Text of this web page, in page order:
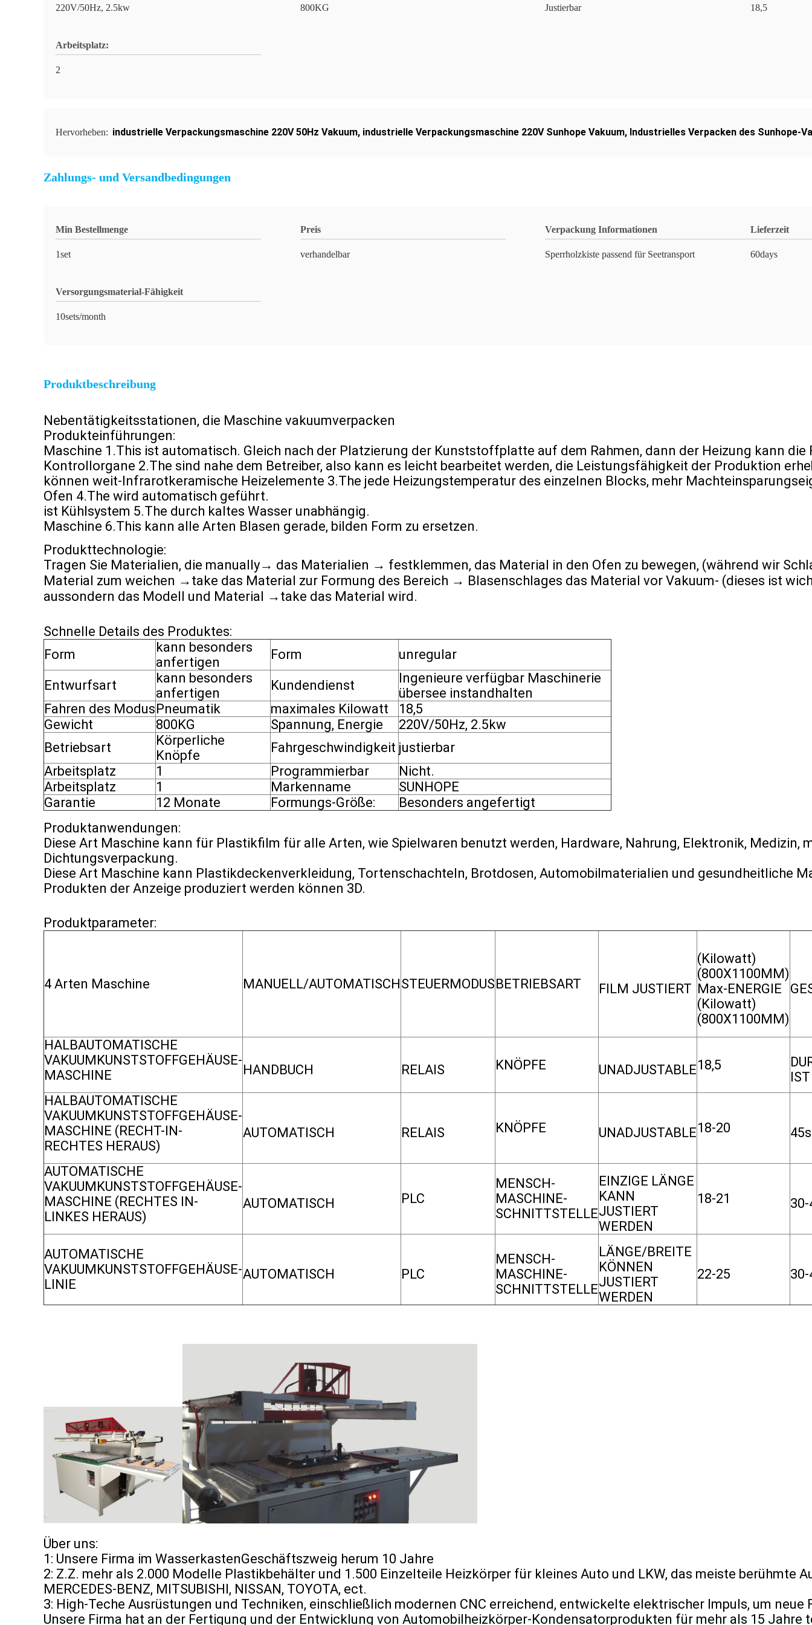
220V/50Hz, 2.5kw 800KG Justierbar 18,5
Arbeitsplatz:
2
Hervorheben: industrielle Verpackungsmaschine 220V 50Hz Vakuum, industrielle Verpackungsmaschine 220V Sunhope Vakuum, Industrielles Verpacken des Sunhope-
Zahlungs- und Versandbedingungen
Min Bestellmenge
1set
Preis
verhandelbar
Verpackung Informationen
Sperrholzkiste passend für Seetransport
Lieferzeit
60days
Versorgungsmaterial-Fähigkeit
10sets/month
Produktbeschreibung
Nebentätigkeitsstationen, die Maschine vakuumverpacken
Produkteinführungen:
Maschine 1.This ist automatisch. Gleich nach der Platzierung der Kunststoffplatte auf dem Rahmen, dann der Heizung kann
Kontrollorgane 2.The sind nahe dem Betreiber, also kann es leicht bearbeitet werden, die Leistungsfähigkeit der Produktion
können weit-Infrarotkeramische Heizelemente 3.The jede Heizungstemperatur des einzelnen Blocks, mehr
Ofen 4.The wird automatisch geführt.
ist Kühlsystem 5.The durch kaltes Wasser unabhängig.
Maschine 6.This kann alle Arten Blasen gerade, bilden Form zu ersetzen.
Produkttechnologie:
Tragen Sie Materialien, die manually→ das Materialien → festklemmen, das Material in den Ofen zu bewegen, (während wir
Material zum weichen →take das Material zur Formung des Bereich → Blasenschlages das Material vor Vakuum- (dieses ist
aussondern das Modell und Material →take das Material wird.
Schnelle Details des Produktes:
Form
kann besonders
anfertigen
Form unregular
Entwurfsart
kann besonders
anfertigen
Kundendienst
Ingenieure verfügbar Maschinerie
übersee instandhalten
Fahren des ModusPneumatik maximales Kilowatt
18,5
Gewicht
800KG Spannung, Energie
220V/50Hz, 2.5kw
Betriebsart
Körperliche
Knöpfe
Fahrgeschwindigkeit justierbar
Arbeitsplatz
1 Programmierbar
Nicht.
Arbeitsplatz
1 Markenname
SUNHOPE
Garantie
12 Monate Formungs-Größe:
Besonders angefertigt
Produktanwendungen:
Diese Art Maschine kann für Plastikfilm für alle Arten, wie Spielwaren benutzt werden, Hardware, Nahrung, Elektronik,
Dichtungsverpackung.
Diese Art Maschine kann Plastikdeckenverkleidung, Tortenschachteln, Brotdosen, Automobilmaterialien und gesundheitliche
Produkten der Anzeige produziert werden können 3D.
Produktparameter:
4 Arten Maschine MANUELL/AUTOMATISCHSTEUERMODUSBETRIEBSART FILM JUSTIERT
(Kilowatt)
(800X1100MM)
Max-ENERGIE
(Kilowatt)
(800X1100MM)
HALBAUTOMATISCHE
VAKUUMKUNSTSTOFFGEHÄUSE-
MASCHINE
HANDBUCH RELAIS KNÖPFE UNADJUSTABLE18,5
HALBAUTOMATISCHE
VAKUUMKUNSTSTOFFGEHÄUSE-
MASCHINE (RECHT-IN-
RECHTES HERAUS)
AUTOMATISCH RELAIS KNÖPFE UNADJUSTABLE18-20
AUTOMATISCHE
VAKUUMKUNSTSTOFFGEHÄUSE-
MASCHINE (RECHTES IN-
LINKES HERAUS)
AUTOMATISCH PLC
MENSCH-
MASCHINE-
SCHNITTSTELLE
EINZIGE LÄNGE
KANN
JUSTIERT
WERDEN
18-21
AUTOMATISCHE
VAKUUMKUNSTSTOFFGEHÄUSE-
LINIE
AUTOMATISCH PLC
MENSCH-
MASCHINE-
SCHNITTSTELLE
LÄNGE/BREITE
KÖNNEN
JUSTIERT
WERDEN
22-25
Über uns:
1: Unsere Firma im WasserkastenGeschäftszweig herum 10 Jahre
2: Z.Z. mehr als 2.000 Modelle Plastikbehälter und 1.500 Einzelteile Heizkörper für kleines Auto und LKW, das meiste berühmte
MERCEDES-BENZ, MITSUBISHI, NISSAN, TOYOTA, ect.
3: High-Teche Ausrüstungen und Techniken, einschließlich modernen CNC erreichend, entwickelte elektrischer Impuls, um neue
Unsere Firma hat an der Fertigung und der Entwicklung von Automobilheizkörper-Kondensatorprodukten für mehr als 15